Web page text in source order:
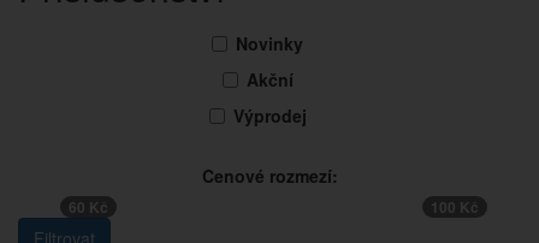
Novinky
Akční
Výprodej
Cenové rozmezí:
60 Kč 100 Kč